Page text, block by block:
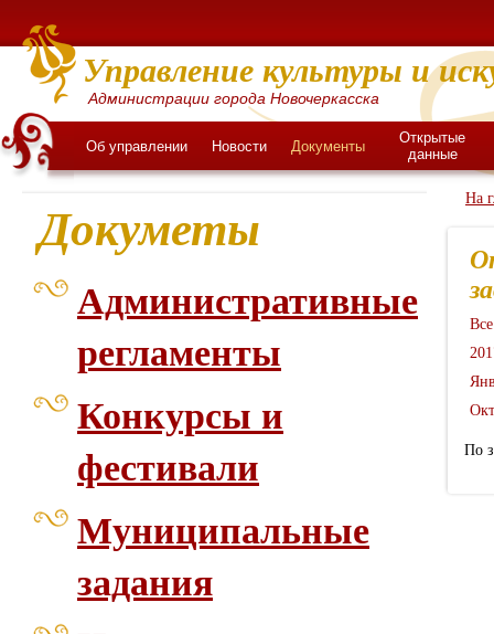
Управление культуры и
Администрации города Новочеркасска
Об управлении Новости Документы
Открытые
данные
Докуметы
Административные
регламенты
Конкурсы и
фестивали
Муниципальные
задания
На
По